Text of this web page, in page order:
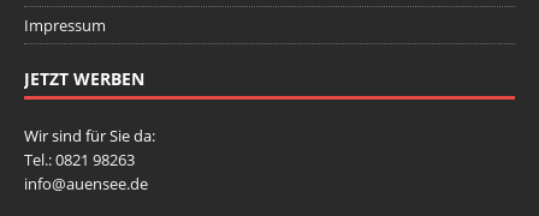
Impressum
JETZT WERBEN
Wir sind für Sie da:
Tel.: 0821 98263
info@auensee.de